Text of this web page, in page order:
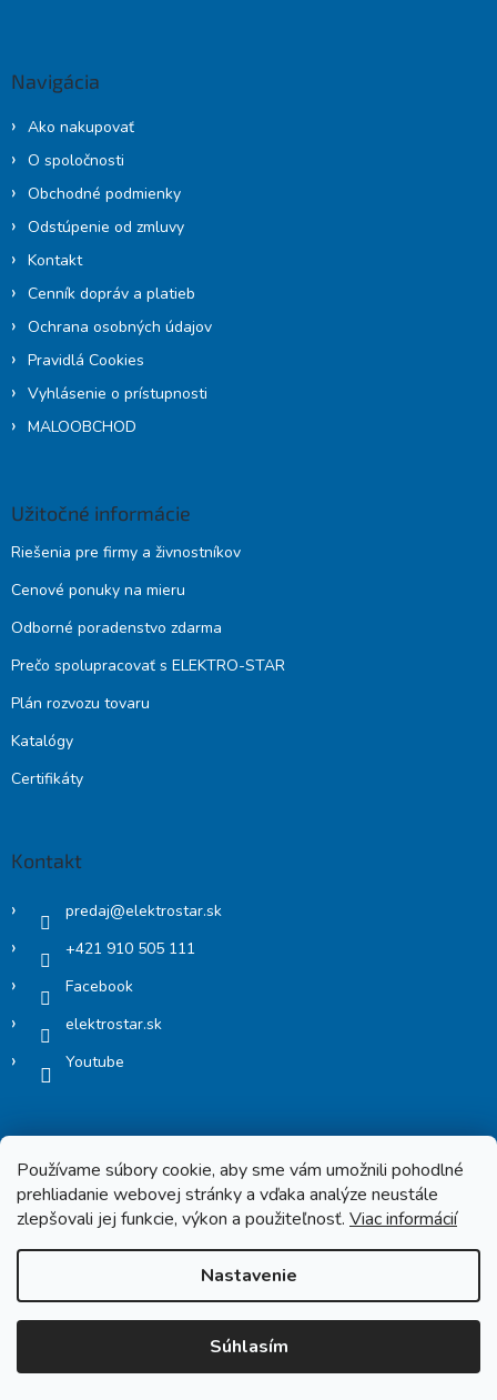
Používame súbory cookie, aby sme vám umožnili pohodlné
prehliadanie webovej stránky a vďaka analýze neustále
zlepšovali jej funkcie, výkon a použiteľnosť. Viac informácií
Nastavenie
Súhlasím
Navigácia
Ako nakupovať
O spoločnosti
Obchodné podmienky
Odstúpenie od zmluvy
Kontakt
Cenník dopráv a platieb
Ochrana osobných údajov
Pravidlá Cookies
Vyhlásenie o prístupnosti
MALOOBCHOD
Užitočné informácie
Riešenia pre firmy a živnostníkov
Cenové ponuky na mieru
Odborné poradenstvo zdarma
Prečo spolupracovať s ELEKTRO-STAR
Plán rozvozu tovaru
Katalógy
Certifikáty
Kontakt
predaj@elektrostar.sk
+421 910 505 111
Facebook
elektrostar.sk
Youtube
Copyright 2026Elektrostar.shop. Všetky práva vyhradené.